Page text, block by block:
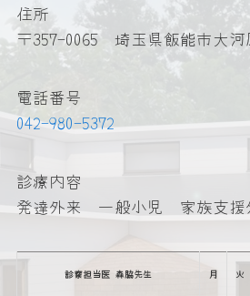
住所
〒357-0065 埼玉県飯能市大河
電話番号
042-980-5372
診療内容
発達外来 一般小児 家族支援
診察担当医 森脇先生 月 火